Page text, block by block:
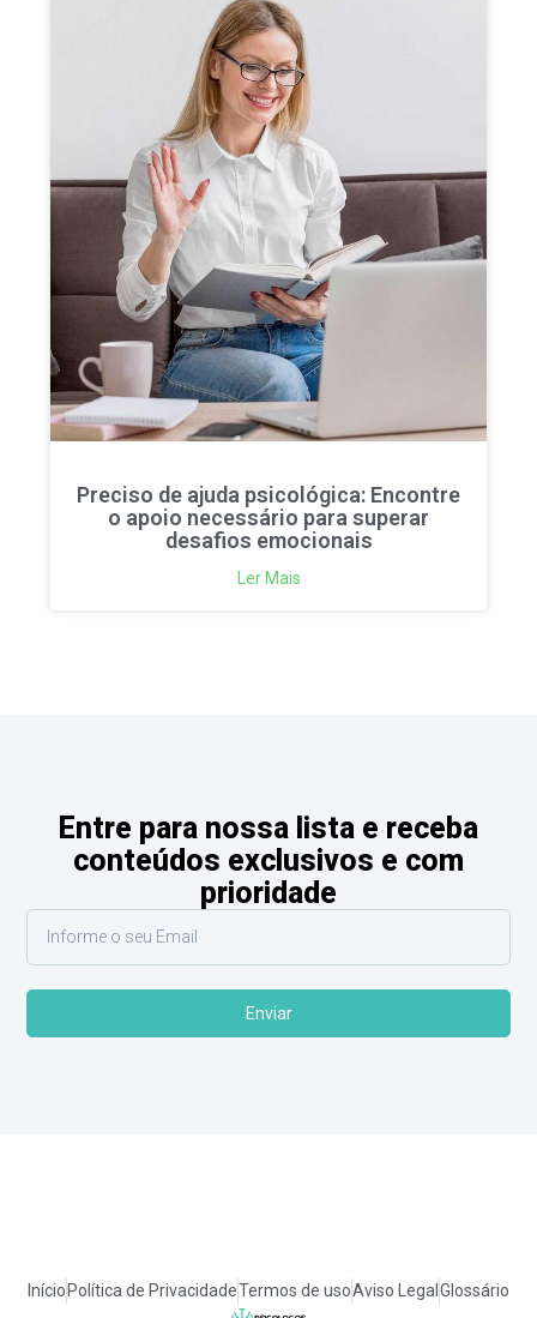
Preciso de ajuda psicológica: Encontre
o apoio necessário para superar
desafios emocionais
Ler Mais
Entre para nossa lista e receba
conteúdos exclusivos e com
prioridade
Enviar
Início Política de PrivacidadeTermos de usoAviso Legal Glossário